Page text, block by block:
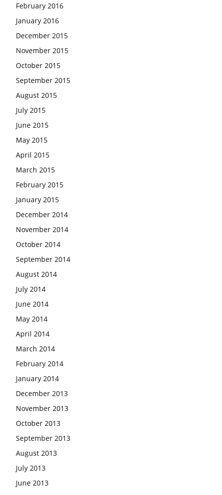
February 2016
January 2016
December 2015
November 2015
October 2015
September 2015
August 2015
July 2015
June 2015
May 2015
April 2015
March 2015
February 2015
January 2015
December 2014
November 2014
October 2014
September 2014
August 2014
July 2014
June 2014
May 2014
April 2014
March 2014
February 2014
January 2014
December 2013
November 2013
October 2013
September 2013
August 2013
July 2013
June 2013